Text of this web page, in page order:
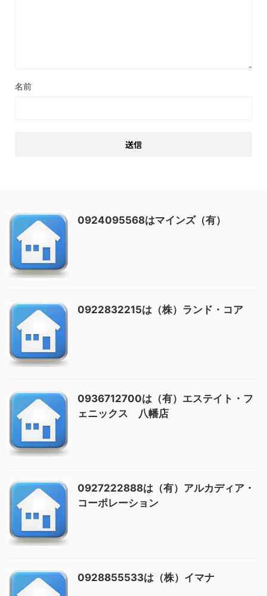
名前
0924095568はマインズ（有）
0922832215は（株）ランド・コア
0936712700は（有）エステイト・フ
ェニックス 八幡店
0927222888は（有）アルカディア・
コーポレーション
0928855533は（株）イマナ